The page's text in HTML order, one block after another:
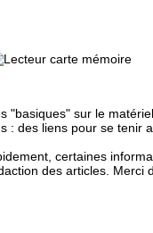
"basiques" sur le
: des liens pour se tenir
certaines
des articles. Merci